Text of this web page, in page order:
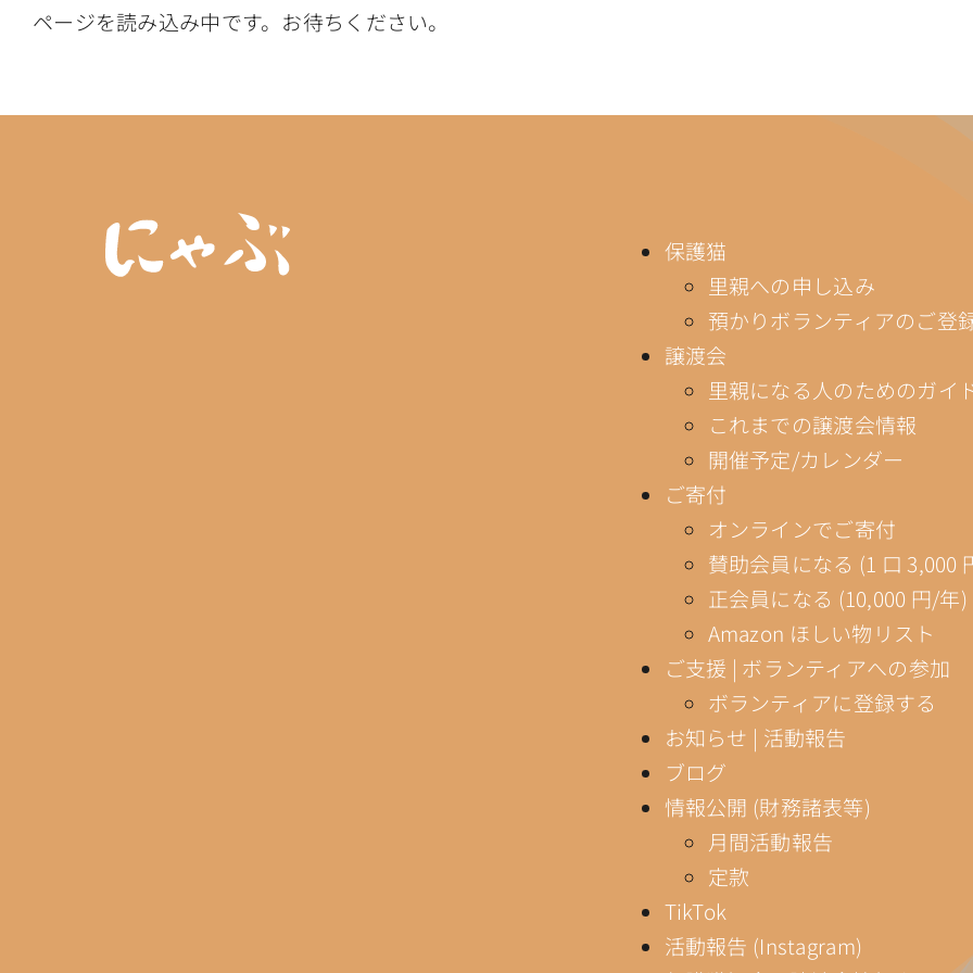
ページを読み込み中です。お待ちください。
保護猫
里親への申し込み
預かりボランティアのご登
譲渡会
里親になる人のためのガイ
これまでの譲渡会情報
開催予定/カレンダー
ご寄付
オンラインでご寄付
賛助会員になる (1 口 3,000
正会員になる (10,000 円/年)
Amazon ほしい物リスト
ご支援 | ボランティアへの参加
ボランティアに登録する
お知らせ | 活動報告
ブログ
情報公開 (財務諸表等)
月間活動報告
定款
TikTok
活動報告 (Instagram)